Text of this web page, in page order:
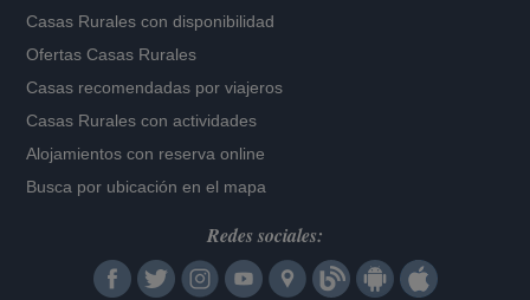
Casas Rurales con disponibilidad
Ofertas Casas Rurales
Casas recomendadas por viajeros
Casas Rurales con actividades
Alojamientos con reserva online
Busca por ubicación en el mapa
Redes sociales: